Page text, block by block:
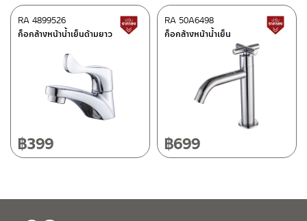
ศูนย์บริการและอะไหล่ เชียงใหม่
118/33 โครงการอรสิริน ม.8 ต.สันปูเลย อ.ดอยสะเก็ด เชียงใหม่
โทร: 080-075-2626
วันจันทร์ – วันศุกร์ เวลา 8:30-17:30 น.
วันเสาร์ เวลา 8:30-15:00 น.
ติดต่อ ชาญไพบูลย์ / Contact Us คลิกที่นี่
ก็อกล้างหน้าน้ำเย็นด้ามยาว
RA 4899526 สินค้าปรับราคาลดลง
฿399
ก็อกล้างหน้าน้ำเย็น
RA 50A6498
฿699